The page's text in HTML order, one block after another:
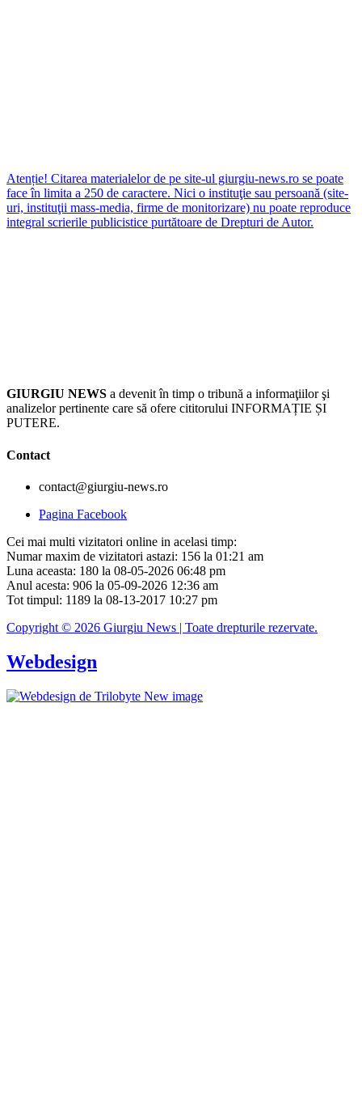
Atenție! Citarea materialelor de pe site-ul giurgiu-news.ro se poate
face în limita a 250 de caractere. Nici o instituţie sau persoană (site-
uri, instituţii mass-media, firme de monitorizare) nu poate reproduce
integral scrierile publicistice purtătoare de Drepturi de Autor.
GIURGIU NEWS a devenit în timp o tribună a informaţiilor şi
analizelor pertinente care să ofere cititorului INFORMAȚIE ȘI
PUTERE.
Contact
contact@giurgiu-news.ro
Pagina Facebook
Cei mai multi vizitatori online in acelasi timp:
Numar maxim de vizitatori astazi: 156 la 01:21 am
Luna aceasta: 180 la 08-05-2026 06:48 pm
Anul acesta: 906 la 05-09-2026 12:36 am
Tot timpul: 1189 la 08-13-2017 10:27 pm
Copyright © 2026 Giurgiu News | Toate drepturile rezervate.
Webdesign